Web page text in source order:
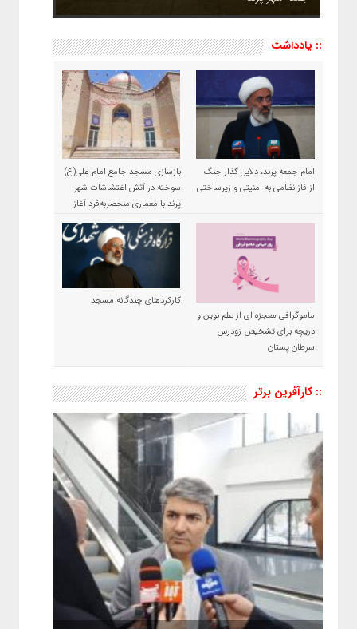
:: یادداشت
امام جمعه پرند، دلایل گذار جنگ
از فاز نظامی به امنیتی و زیرساختی
بازسازی مسجد جامع امام علی(ع)
سوخته در آتش اغتشاشات شهر
پرند با معماری منحصربه‌فرد آغاز
شد
ماموگرافی معجزه ای از علم نوین و
دریچه برای تشخیص زودرس
سرطان پستان
کارکردهای چندگانه مسجد
:: کارآفرین برتر